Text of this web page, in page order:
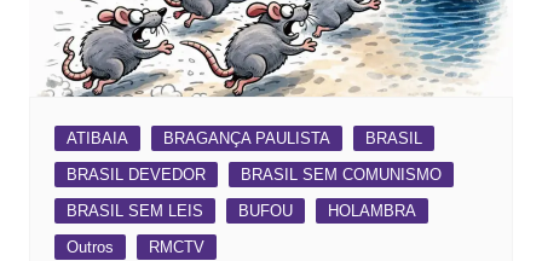
ATIBAIA BRAGANÇA PAULISTA
BRASIL
BRASIL DEVEDOR
BRASIL SEM COMUNISMO
BRASIL SEM LEIS
BUFOU
HOLAMBRA
Outros
RMCTV